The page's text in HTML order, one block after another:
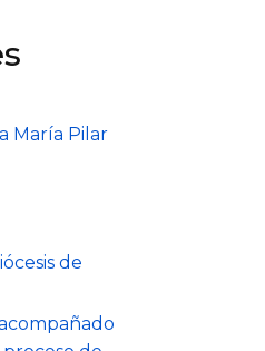
María Pilar
de